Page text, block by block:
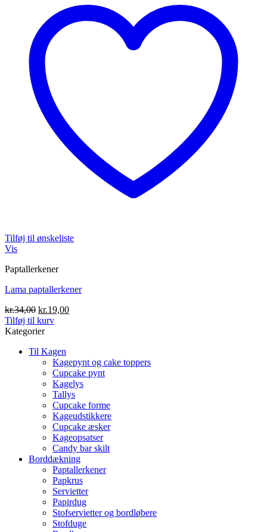
Tilføj til ønskeliste
Vis
Paptallerkener
Lama paptallerkener
kr.34,00 Den
oprindelige
pris
kr.34,00.
kr.19,00Den
Tilføj til kurv
Kategorier
Til Kagen
Kagepynt og cake toppers
Cupcake pynt
Kagelys
Tallys
Cupcake forme
Kageudstikkere
Cupcake æsker
Kageopsatser
Candy bar skilt
Borddækning
Paptallerkener
Papkrus
Servietter
Papirdug
Stofservietter og bordløbere
Stofduge